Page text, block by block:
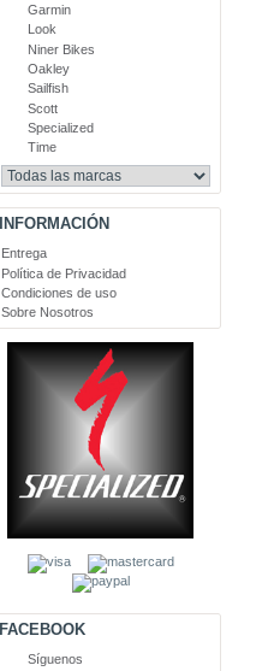
Garmin
Look
Niner Bikes
Oakley
Sailfish
Scott
Specialized
Time
INFORMACIÓN
Entrega
Política de Privacidad
Condiciones de uso
Sobre Nosotros
FACEBOOK
Síguenos